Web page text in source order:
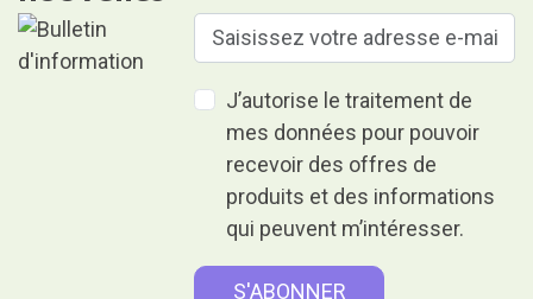
J’autorise le traitement de
mes données pour pouvoir
recevoir des offres de
produits et des informations
qui peuvent m’intéresser.